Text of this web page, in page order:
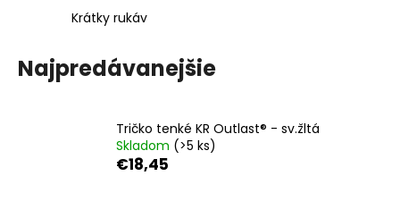
Krátky rukáv
Najpredávanejšie
Tričko tenké KR Outlast® - sv.žltá
Skladom (>5 ks)
€18,45
s